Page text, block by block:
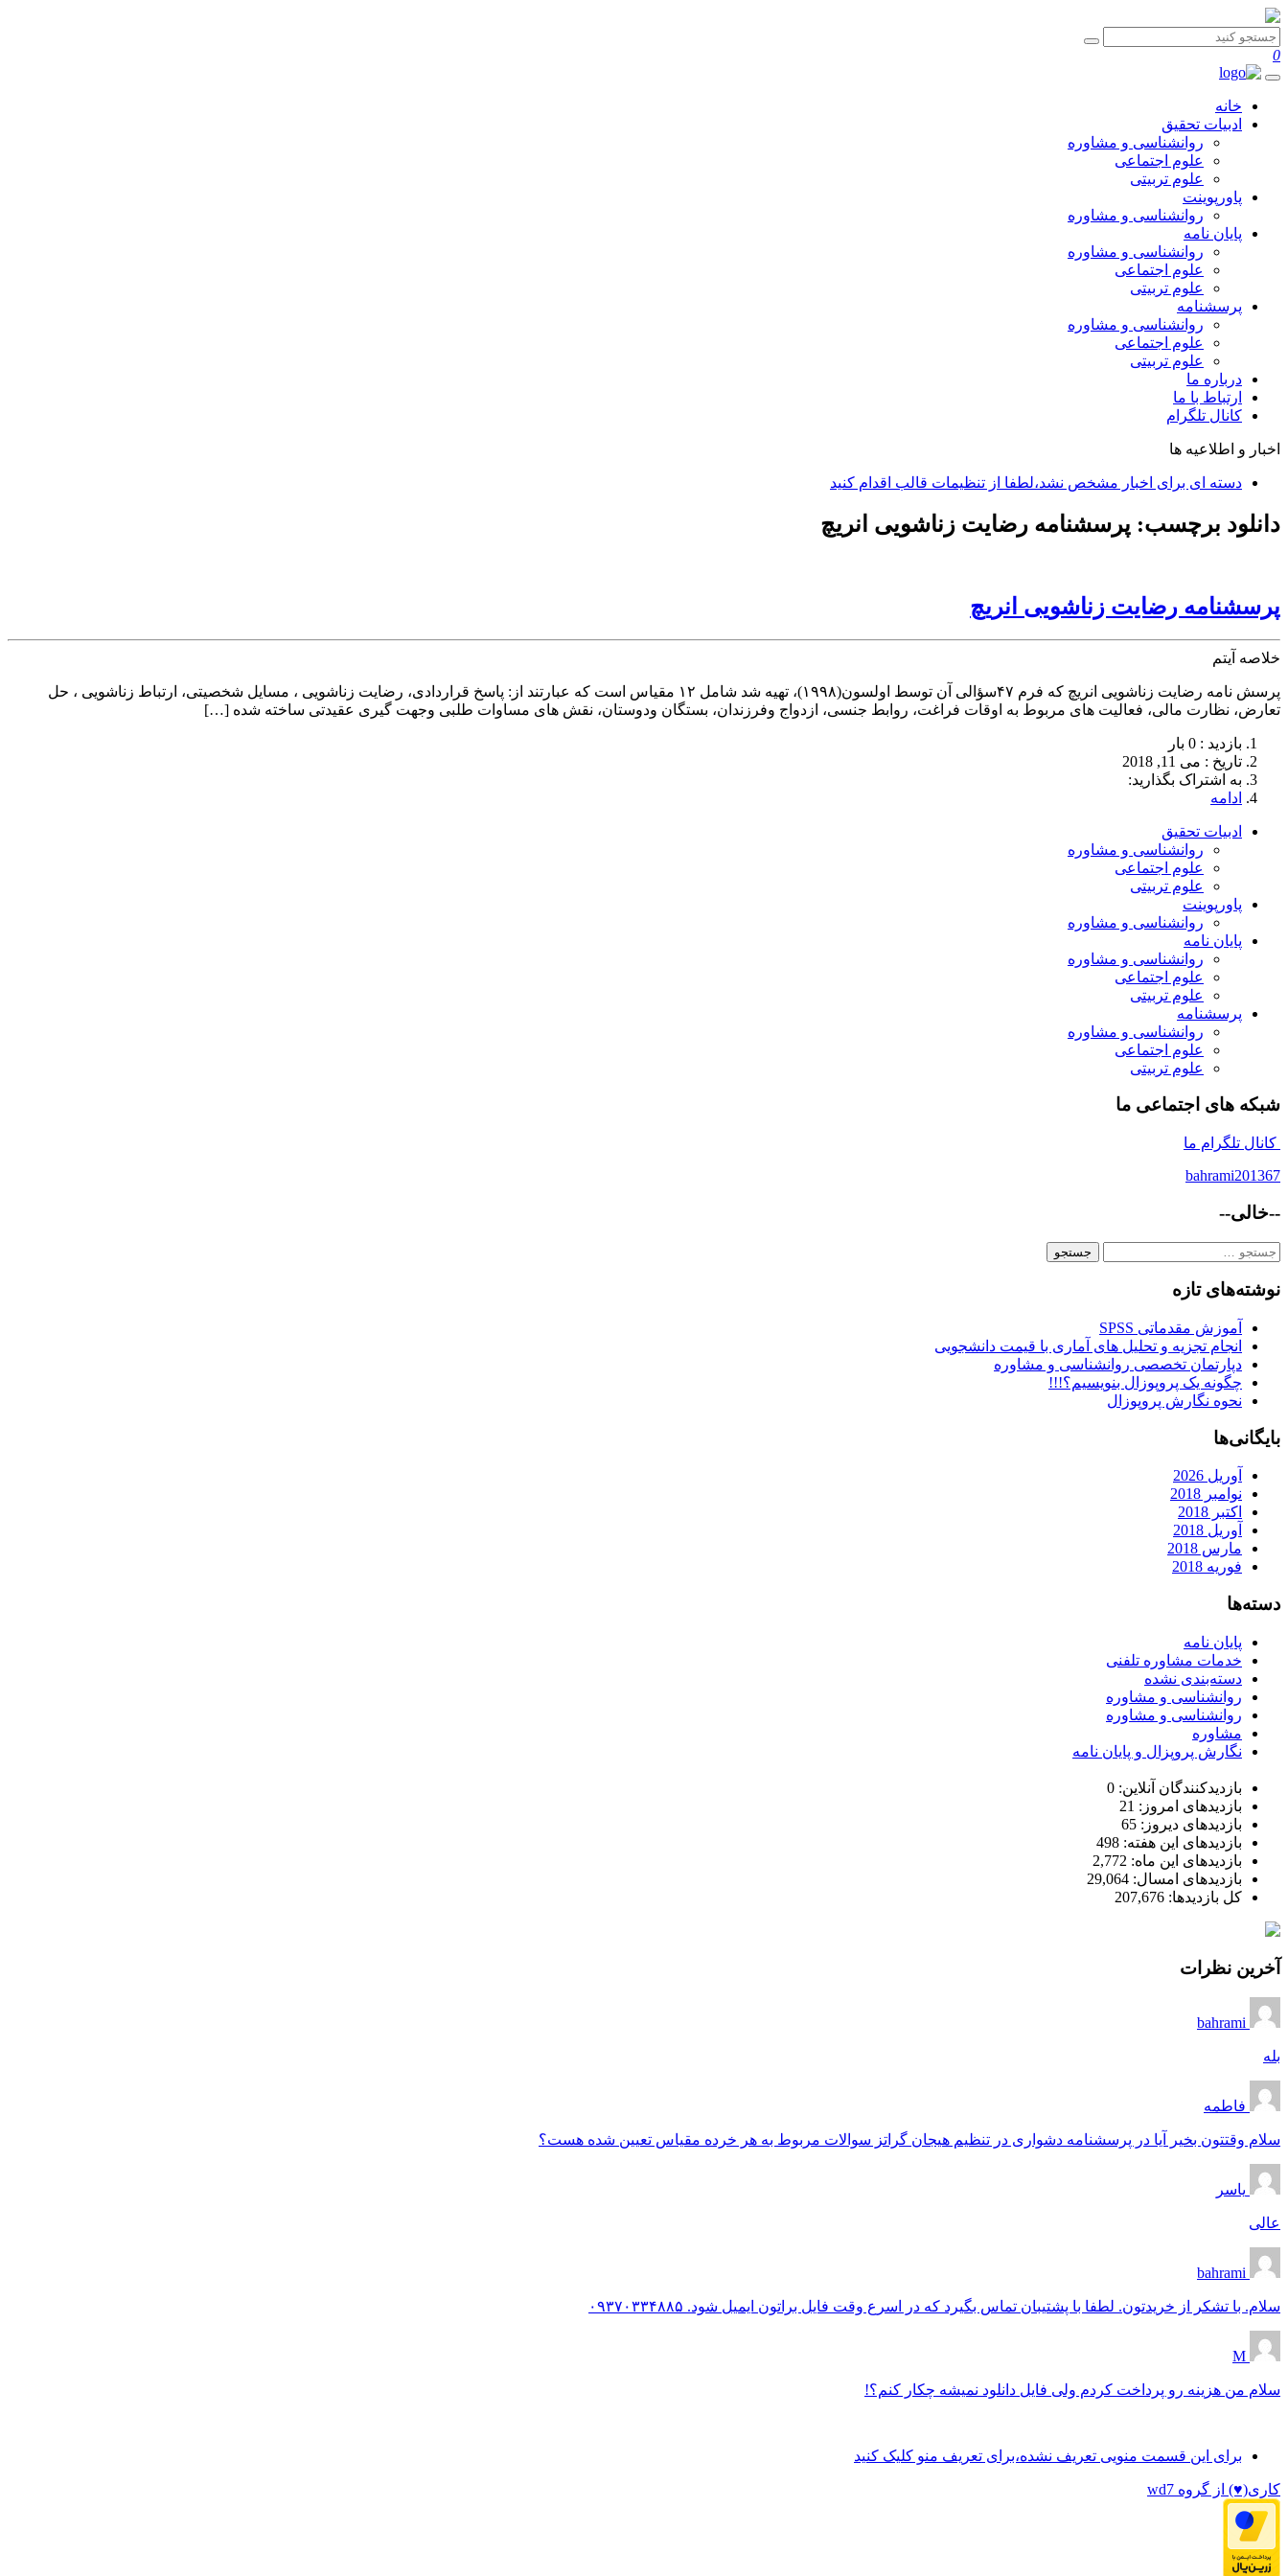
0
خانه
ادبیات تحقیق
روانشناسی و مشاوره
علوم اجتماعی
علوم تربیتی
پاورپوینت
روانشناسی و مشاوره
پایان نامه
روانشناسی و مشاوره
علوم اجتماعی
علوم تربیتی
پرسشنامه
روانشناسی و مشاوره
علوم اجتماعی
علوم تربیتی
درباره ما
ارتباط با ما
کانال تلگرام
اخبار و اطلاعیه ها
دسته ای برای اخبار مشخص نشد،لطفا از تنظیمات قالب اقدام کنید
دانلود برچسب: پرسشنامه رضایت زناشویی انریچ
پرسشنامه رضایت زناشویی انریچ
خلاصه آیتم
پرسش نامه رضایت زناشویی انریچ که فرم ۴۷سؤالی آن توسط اولسون(۱۹۹۸)، تهیه شد شامل ۱۲ مقیاس است که عبارتند از: پاسخ قراردادی، رضایت زناشویی ، مسایل شخصیتی، ارتباط زناشویی ، حل
تعارض، نظارت مالی، فعالیت های مربوط به اوقات فراغت، روابط جنسی، ازدواج وفرزندان، بستگان ودوستان، نقش های مساوات طلبی وجهت گیری عقیدتی ساخته شده […]
بازدید : 0 بار
تاريخ : می 11, 2018
به اشتراک بگذارید:
ادامه
ادبیات تحقیق
روانشناسی و مشاوره
علوم اجتماعی
علوم تربیتی
پاورپوینت
روانشناسی و مشاوره
پایان نامه
روانشناسی و مشاوره
علوم اجتماعی
علوم تربیتی
پرسشنامه
روانشناسی و مشاوره
علوم اجتماعی
علوم تربیتی
شبکه های اجتماعی ما
کانال تلگرام ما
bahrami201367
--خالی--
جستجو
نوشته‌های تازه
آموزش مقدماتی SPSS
انجام تجزیه و تحلیل های آماری با قیمت دانشجویی
دپارتمان تخصصی روانشناسی و مشاوره
چگونه یک پروپوزال بنویسیم؟!!!
نحوه نگارش پروپوزال
بایگانی‌ها
آوریل 2026
نوامبر 2018
اکتبر 2018
آوریل 2018
مارس 2018
فوریه 2018
دسته‌ها
پایان نامه
خدمات مشاوره تلفنی
دسته‌بندی نشده
روانشناسی و مشاوره
روانشناسی و مشاوره
مشاوره
نگارش پروپزال و پایان نامه
بازدیدکنندگان آنلاین: 0
بازدیدهای امروز: 21
بازدیدهای دیروز: 65
بازدیدهای این هفته: 498
بازدیدهای این ماه: 2,772
بازدیدهای امسال: 29,064
کل بازدیدها: 207,676
آخرین نظرات
bahrami
بله
فاطمه
سلام وقتتون بخیر آیا در پرسشنامه دشواری در تنظیم هیجان گراتز سوالات مربوط به هر خرده مقیاس تعیین شده هست؟
یاسر
عالی
bahrami
سلام. با تشکر از خریدتون. لطفا با پشتیبان تماس بگیرد که در اسرع وقت فایل براتون ایمیل شود. ۰۹۳۷۰۳۳۴۸۸۵
M
سلام من هزینه رو پرداخت کردم ولی فایل دانلود نمیشه چکار کنم؟!
برای این قسمت منویی تعریف نشده،برای تعریف منو کلیک کنید
کاری(♥) از گروه wd7